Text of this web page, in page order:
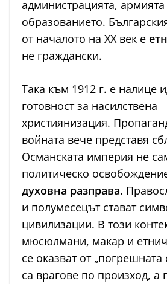
администрацията,
образованието.
от началото на ХХ век е
не граждански.
Така към 1912 г. е налице
готовност за насилствена
християнизация.
войната вече представя
Османската империя не
политическо
духовна разправа.
и полумесецът стават
цивилизации. В този
мюсюлмани, макар и
се оказват от „погрешната
са врагове по произход, а